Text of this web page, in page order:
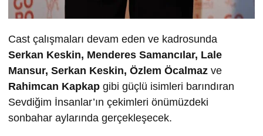
Cast çalışmaları devam eden ve kadrosunda
Serkan Keskin, Menderes Samancılar, Lale
Mansur, Serkan Keskin, Özlem Öcalmaz ve
Rahimcan Kapkap gibi güçlü isimleri barındıran
Sevdiğim İnsanlar’ın çekimleri önümüzdeki
sonbahar aylarında gerçekleşecek.